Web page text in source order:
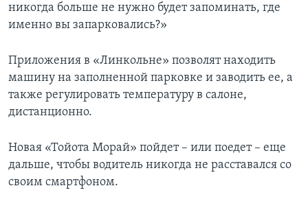
никогда больше не нужно будет запоминать, где
именно вы запарковались?»
Приложения в «Линкольне» позволят находить
машину на заполненной парковке и заводить ее, а
также регулировать температуру в салоне,
дистанционно.
Новая «Тойота Морай» пойдет – или поедет – еще
дальше, чтобы водитель никогда не расставался со
своим смартфоном.